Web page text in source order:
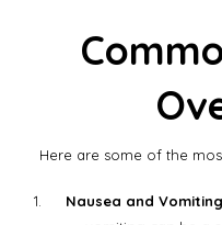
Here are some of the
Nausea and